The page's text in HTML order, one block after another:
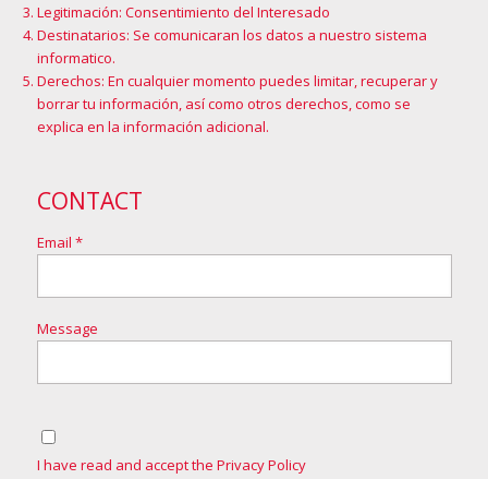
Legitimación: Consentimiento del Interesado
Destinatarios: Se comunicaran los datos a nuestro sistema
informatico.
Derechos: En cualquier momento puedes limitar, recuperar y
borrar tu información, así como otros derechos, como se
explica en la información adicional.
CONTACT
Email *
Message
I have read and accept the Privacy Policy